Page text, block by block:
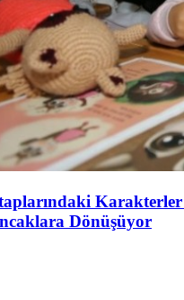
Dönüşüyor